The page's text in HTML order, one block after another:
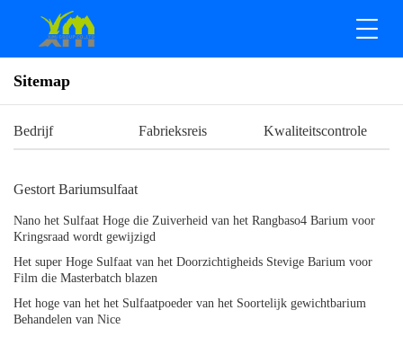
Sitemap
Bedrijf Fabrieksreis Kwaliteitscontrole
Gestort Bariumsulfaat
Nano het Sulfaat Hoge die Zuiverheid van het Rangbaso4 Barium voor
Kringsraad wordt gewijzigd
Het super Hoge Sulfaat van het Doorzichtigheids Stevige Barium voor
Film die Masterbatch blazen
Het hoge van het het Sulfaatpoeder van het Soortelijk gewichtbarium
Behandelen van Nice